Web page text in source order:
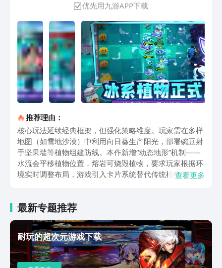
优先用九游APP下载
推荐理由：
核心玩法延续经典框架，但强化策略维度。玩家需在多样
地图（如雪地沙漠）中利用向日葵生产阳光，部署豌豆射
手坚果墙等植物组建防线。本作新增“动态地形”机制——
水流会平移植物位置，熔岩可烧毁植物，要求玩家根据环
境实时调整布局，游戏引入卡片系统替代传统植物解锁，
物阵营包含经典单位（如豌豆射手窝瓜）及新成员，僵尸
则分7大类特性：飞行单位需防空植物应对，装甲僵尸依
赖高伤植物击破，伪装僵尸需近身才显形。例如气球僵尸
无视地面攻击，铁桶僵尸需窝瓜或火龙草集中火力消灭，
不同关卡需灵活调整阵容克制机制。游戏模式以主线关卡
为主，辅以竞技与社区玩法。剧情模式带领玩家逐步夺回
查看更多
最新专题推荐
耐玩的超次元游戏下载